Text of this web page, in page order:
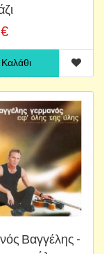
Καλάθι
Βαγγέλης -